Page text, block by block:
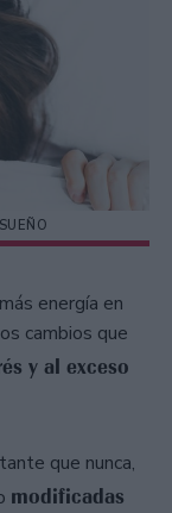
energía en
cambios que
y al exceso
que nunca,
modificadas